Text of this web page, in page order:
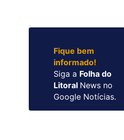
Fique bem
informado!
Siga a Folha do
Litoral News no
Google Notícias.